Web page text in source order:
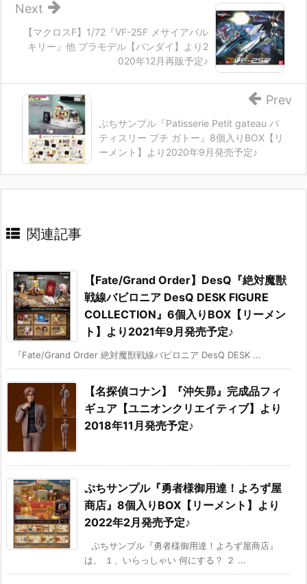
【マクロスF】1/72『VF-25F メサイアバル
キリー』他 プラモデル【バンダイ】より2
020年12月再販予定♪
Next
ぷちサンプル『Patisserie Petit gateau パ
ティスリー プチ ガトー』8個入りBOX【リ
ーメント】より2020年9月発売予定♪
Prev
関連記事
【Fate/Grand Order】DesQ『絶対魔獣
戦線バビロニア DesQ DESK FIGURE
COLLECTION』6個入りBOX【リーメン
ト】より2021年9月発売予定♪
『Fate/Grand Order 絶対魔獣戦線バビロニア DesQ DESK ...
【名探偵コナン】『沖矢昴』完成品フィ
ギュア【ユニオンクリエイティブ】より
2018年11月発売予定♪
ぷちサンプル『勇者様御用達！よろず屋
商店』8個入りBOX【リーメント】より
2022年2月発売予定♪
ぷちサンプル『勇者様御用達！よろず屋商店』
は、 １、いらっしゃい 何にする？ ２ ...